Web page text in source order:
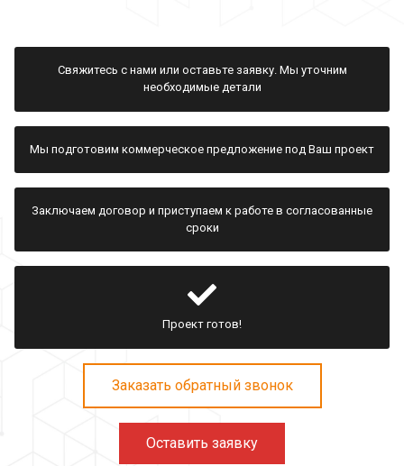
Свяжитесь с нами или оставьте заявку. Мы уточним
необходимые детали
Мы подготовим коммерческое предложение под Ваш проект
Заключаем договор и приступаем к работе в согласованные
сроки
Проект готов!
Заказать обратный звонок
Оставить заявку